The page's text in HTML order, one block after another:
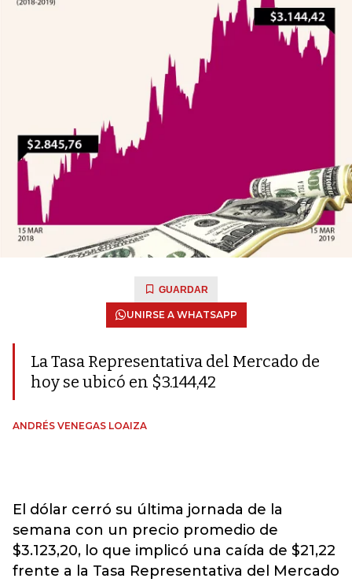
GUARDAR
UNIRSE A WHATSAPP
La Tasa Representativa del Mercado de
hoy se ubicó en $3.144,42
ANDRÉS VENEGAS LOAIZA
El dólar cerró su última jornada de la
semana con un precio promedio de
$3.123,20, lo que implicó una caída de $21,22
frente a la Tasa Representativa del Mercado